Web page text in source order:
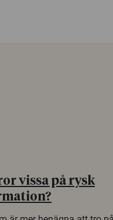
vissa på rysk